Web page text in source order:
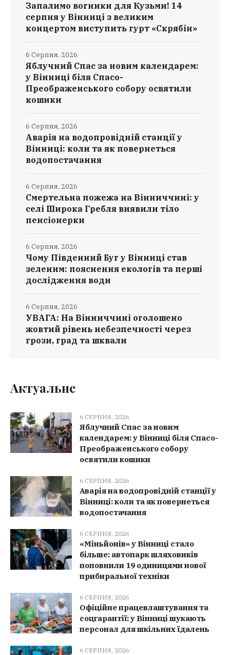
Запалимо вогники для Кузьми! 14
серпня у Вінниці з великим
концертом виступить гурт «Скрябін»
Яблучний Спас за новим календарем:
у Вінниці біля Спасо-
Преображенського собору освятили
кошики
6 Серпня, 2026
Аварія на водопровідній станції у
Вінниці: коли та як повернеться
водопостачання
6 Серпня, 2026
Смертельна пожежа на Вінниччині: у
селі Широка Гребля виявили тіло
пенсіонерки
6 Серпня, 2026
Чому Південний Буг у Вінниці став
зеленим: пояснення екологів та перші
дослідження води
6 Серпня, 2026
УВАГА: На Вінниччині оголошено
жовтий рівень небезпечності через
грози, град та шквали
6 Серпня, 2026
Актуальне
6 СЕРПНЯ, 2026
Яблучний Спас за новим
календарем: у Вінниці біля Спасо-
Преображенського собору
освятили кошики
6 СЕРПНЯ, 2026
Аварія на водопровідній станції у
Вінниці: коли та як повернеться
водопостачання
6 СЕРПНЯ, 2026
«Міньйонів» у Вінниці стало
більше: автопарк шляховиків
поповнили 19 одиницями нової
прибиральної техніки
6 СЕРПНЯ, 2026
Офіційне працевлаштування та
соцгарантії: у Вінниці шукають
персонал для шкільних їдалень
6 СЕРПНЯ, 2026